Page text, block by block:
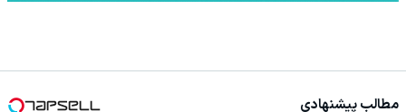
مطالب پیشنهادی